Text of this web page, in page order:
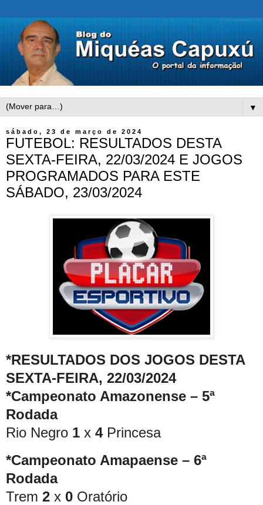
▼
sábado, 23 de março de 2024
FUTEBOL: RESULTADOS DESTA
SEXTA-FEIRA, 22/03/2024 E JOGOS
PROGRAMADOS PARA ESTE
SÁBADO, 23/03/2024
*RESULTADOS DOS JOGOS DESTA
SEXTA-FEIRA, 22/03/2024
*Campeonato Amazonense – 5ª
Rodada
Rio Negro 1 x 4Princesa
*Campeonato Amapaense – 6ª
Rodada
Trem 2 x 0 Oratório